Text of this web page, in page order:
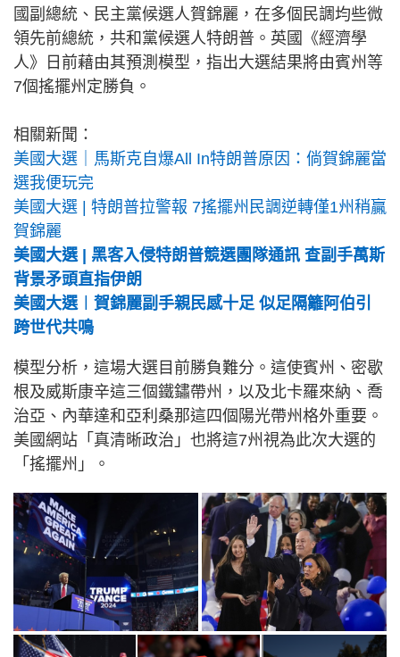
國副總統、民主黨候選人賀錦麗，在多個民調均些微
領先前總統，共和黨候選人特朗普。英國《經濟學
人》日前藉由其預測模型，指出大選結果將由賓州等
7個搖擺州定勝負。
相關新聞：
美國大選｜馬斯克自爆All In特朗普原因：倘賀錦麗當
選我便玩完
美國大選 | 特朗普拉警報 7搖擺州民調逆轉僅1州稍贏
賀錦麗
美國大選 | 黑客入侵特朗普競選團隊通訊 查副手萬斯
背景矛頭直指伊朗
美國大選︱賀錦麗副手親民感十足 似足隔籬阿伯引
跨世代共鳴
模型分析，這場大選目前勝負難分。這使賓州、密歇
根及威斯康辛這三個鐵鏽帶州，以及北卡羅來納、喬
治亞、內華達和亞利桑那這四個陽光帶州格外重要。
美國網站「真清晰政治」也將這7州視為此次大選的
「搖擺州」。